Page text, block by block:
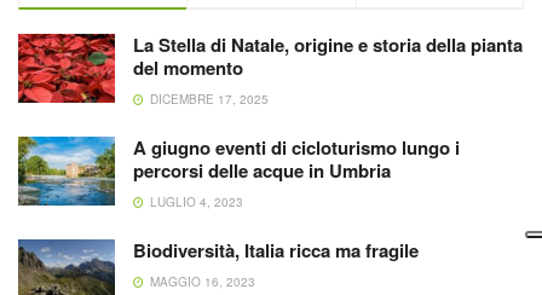
La Stella di Natale, origine e storia della pianta
del momento
DICEMBRE 17, 2025
A giugno eventi di cicloturismo lungo i
percorsi delle acque in Umbria
LUGLIO 4, 2023
Biodiversità, Italia ricca ma fragile
MAGGIO 16, 2023